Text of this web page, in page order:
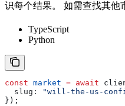
识每个结果。 如需查找其他
TypeScript
Python
const market = await
  slug:
"will-the-us-
});